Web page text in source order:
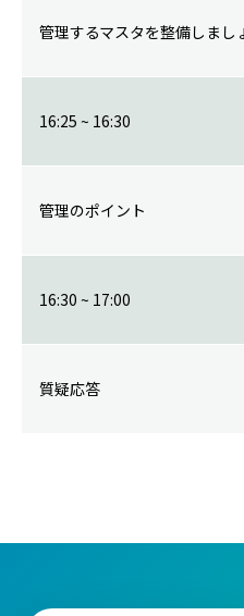
管理するマスタを整備しまし
16:25 ~ 16:30
管理のポイント
16:30 ~ 17:00
質疑応答